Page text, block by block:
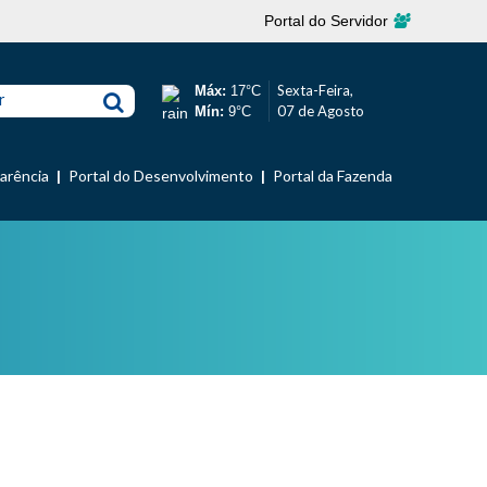
Portal do Servidor
Máx: 17°C
Mín: 9°C
Sexta-Feira,
07 de Agosto
Portal do Desenvolvimento Portal da Fazenda